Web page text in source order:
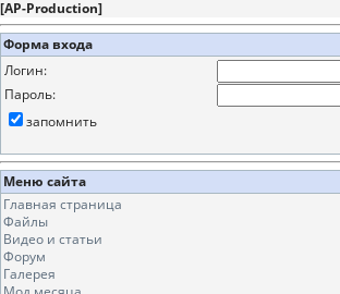
[AP-Production]
Форма входа
Логин:
Пароль:
запомнить
Меню сайта
Главная страница
Файлы
Видео и статьи
Форум
Галерея